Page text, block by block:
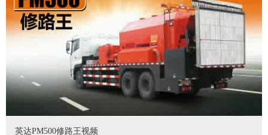
英达PM500修路王视频